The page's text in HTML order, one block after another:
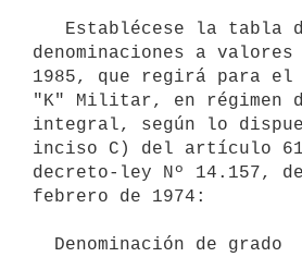
denominaciones a
1985, que regirá para el
"K" Militar, en régimen
integral, según lo
inciso C) del artículo
decreto-ley Nº 14.157,
febrero de 1974: